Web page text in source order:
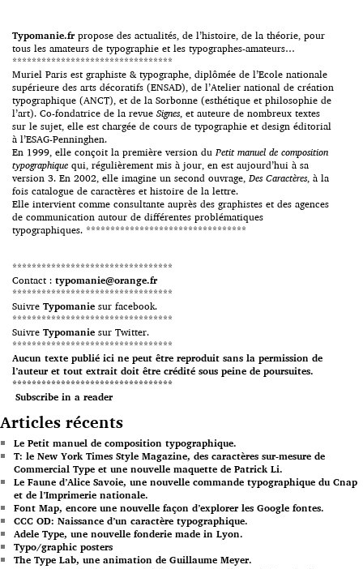
comprend actuellement plus
[…]
Typomanie.fr propose des actualités, de l’histoire, de la théorie, pour
tous les amateurs de typographie et les typographes-amateurs…
*********************************
Muriel Paris est graphiste & typographe, diplômée de l’Ecole nationale
supérieure des arts décoratifs (ENSAD), de l’Atelier national de création
typographique (ANCT), et de la Sorbonne (esthétique et philosophie de
l’art). Co-fondatrice de la revue Signes, et auteure de nombreux textes
sur le sujet, elle est chargée de cours de typographie et design éditorial
à l’ESAG-Penninghen.
En 1999, elle conçoit la première version duPetit manuel de composition
typographique qui, régulièrement mis à jour, en est aujourd’hui à sa
version 3. En 2002, elle imagine un second ouvrage, Des Caractères, à la
fois catalogue de caractères et histoire de la lettre.
Elle intervient comme consultante auprès des graphistes et des agences
de communication autour de différentes problématiques
typographiques. *********************************
*********************************
Contact : typomanie@orange.fr
*********************************
Suivre Typomanie sur facebook.
*********************************
Suivre Typomanie sur Twitter.
*********************************
Aucun texte publié ici ne peut être reproduit sans la permission de
l’auteur et tout extrait doit être crédité sous peine de poursuites.
*********************************
Subscribe in a reader
Articles récents
Le Petit manuel de composition typographique.
T: le New York Times Style Magazine, des caractères sur-mesure de
Commercial Type et une nouvelle maquette de Patrick Li.
Le Faune d’Alice Savoie, une nouvelle commande typographique du Cnap
et de l’Imprimerie nationale.
Font Map, encore une nouvelle façon d’explorer les Google fontes.
CCC OD: Naissance d’un caractère typographique.
Adele Type, une nouvelle fonderie made in Lyon.
Typo/graphic posters
The Type Lab, une animation de Guillaume Meyer.